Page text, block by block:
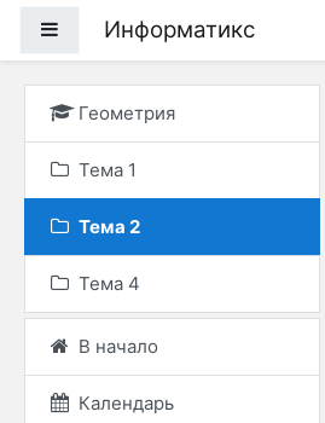
Боковая панель
Информатикс
Геометрия
Тема 1
Тема 2
Тема 4
В начало
Календарь